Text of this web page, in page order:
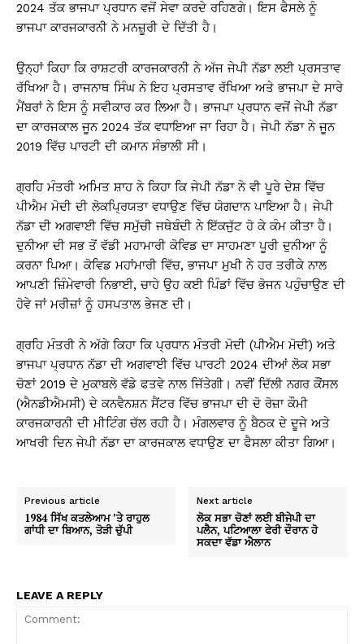
2024 ਤੱਕ ਭਾਜਪਾ ਪ੍ਰਧਾਨ ਵਜੋਂ ਸੇਵਾ ਕਰਦੇ ਰਹਿਣਗੇ। ਇਸ ਫੈਸਲੇ ਨੂੰ
ਭਾਜਪਾ ਕਾਰਜਕਾਰਨੀ ਨੇ ਮਨਜ਼ੂਰੀ ਦੇ ਦਿੱਤੀ ਹੈ।
ਉਨ੍ਹਾਂ ਕਿਹਾ ਕਿ ਰਾਸ਼ਟਰੀ ਕਾਰਜਕਾਰਨੀ ਨੇ ਅੱਜ ਜੇਪੀ ਨੱਡਾ ਲਈ ਪ੍ਰਸਤਾਵ
ਰੱਖਿਆ ਹੈ। ਰਾਜਨਾਥ ਸਿੰਘ ਨੇ ਇਹ ਪ੍ਰਸਤਾਵ ਰੱਖਿਆ ਅਤੇ ਭਾਜਪਾ ਦੇ ਸਾਰੇ
ਮੈਂਬਰਾਂ ਨੇ ਇਸ ਨੂੰ ਸਵੀਕਾਰ ਕਰ ਲਿਆ ਹੈ। ਭਾਜਪਾ ਪ੍ਰਧਾਨ ਵਜੋਂ ਜੇਪੀ ਨੱਡਾ
ਦਾ ਕਾਰਜਕਾਲ ਜੂਨ 2024 ਤੱਕ ਵਧਾਇਆ ਜਾ ਰਿਹਾ ਹੈ। ਜੇਪੀ ਨੱਡਾ ਨੇ ਜੂਨ
2019 ਵਿੱਚ ਪਾਰਟੀ ਦੀ ਕਮਾਨ ਸੰਭਾਲੀ ਸੀ।
ਗ੍ਰਹਿ ਮੰਤਰੀ ਅਮਿਤ ਸ਼ਾਹ ਨੇ ਕਿਹਾ ਕਿ ਜੇਪੀ ਨੱਡਾ ਨੇ ਵੀ ਪੂਰੇ ਦੇਸ਼ ਵਿੱਚ
ਪੀਐਮ ਮੋਦੀ ਦੀ ਲੋਕਪ੍ਰਿਯਤਾ ਵਧਾਉਣ ਵਿੱਚ ਯੋਗਦਾਨ ਪਾਇਆ ਹੈ। ਜੇਪੀ
ਨੱਡਾ ਦੀ ਅਗਵਾਈ ਵਿੱਚ ਸਮੁੱਚੀ ਜਥੇਬੰਦੀ ਨੇ ਇੱਕਜੁੱਟ ਹੋ ਕੇ ਕੰਮ ਕੀਤਾ ਹੈ।
ਦੁਨੀਆ ਦੀ ਸਭ ਤੋਂ ਵੱਡੀ ਮਹਾਮਾਰੀ ਕੋਵਿਡ ਦਾ ਸਾਹਮਣਾ ਪੂਰੀ ਦੁਨੀਆ ਨੂੰ
ਕਰਨਾ ਪਿਆ। ਕੋਵਿਡ ਮਹਾਂਮਾਰੀ ਵਿੱਚ, ਭਾਜਪਾ ਮੁਖੀ ਨੇ ਹਰ ਤਰੀਕੇ ਨਾਲ
ਆਪਣੀ ਜ਼ਿੰਮੇਵਾਰੀ ਨਿਭਾਈ, ਚਾਹੇ ਉਹ ਕਈ ਪਿੰਡਾਂ ਵਿੱਚ ਭੋਜਨ ਪਹੁੰਚਾਉਣ ਦੀ
ਹੋਵੇ ਜਾਂ ਮਰੀਜ਼ਾਂ ਨੂੰ ਹਸਪਤਾਲ ਭੇਜਣ ਦੀ।
ਗ੍ਰਹਿ ਮੰਤਰੀ ਨੇ ਅੱਗੇ ਕਿਹਾ ਕਿ ਪ੍ਰਧਾਨ ਮੰਤਰੀ ਮੋਦੀ (ਪੀਐਮ ਮੋਦੀ) ਅਤੇ
ਭਾਜਪਾ ਪ੍ਰਧਾਨ ਨੱਡਾ ਦੀ ਅਗਵਾਈ ਵਿੱਚ ਪਾਰਟੀ 2024 ਦੀਆਂ ਲੋਕ ਸਭਾ
ਚੋਣਾਂ 2019 ਦੇ ਮੁਕਾਬਲੇ ਵੱਡੇ ਫਤਵੇ ਨਾਲ ਜਿੱਤੇਗੀ। ਨਵੀਂ ਦਿੱਲੀ ਨਗਰ ਕੌਂਸਲ
(ਐਨਡੀਐਮਸੀ) ਦੇ ਕਨਵੈਨਸ਼ਨ ਸੈਂਟਰ ਵਿੱਚ ਭਾਜਪਾ ਦੀ ਦੋ ਰੋਜ਼ਾ ਕੌਮੀ
ਕਾਰਜਕਾਰਨੀ ਦੀ ਮੀਟਿੰਗ ਚੱਲ ਰਹੀ ਹੈ। ਮੰਗਲਵਾਰ ਨੂੰ ਬੈਠਕ ਦੇ ਦੂਜੇ ਅਤੇ
ਆਖਰੀ ਦਿਨ ਜੇਪੀ ਨੱਡਾ ਦਾ ਕਾਰਜਕਾਲ ਵਧਾਉਣ ਦਾ ਫੈਸਲਾ ਕੀਤਾ ਗਿਆ।
Previous article
1984 ਸਿੱਖ ਕਤਲੇਆਮ ’ਤੇ ਰਾਹੁਲ
ਗਾਂਧੀ ਦਾ ਬਿਆਨ, ਤੋੜੀ ਚੁੱਪੀ
Next article
ਲੋਕ ਸਭਾ ਚੋਣਾਂ ਲਈ ਬੀਜੇਪੀ ਦਾ
ਪਲੈਨ, ਪਟਿਆਲਾ ਫੇਰੀ ਦੌਰਾਨ ਹੋ
ਸਕਦਾ ਵੱਡਾ ਐਲਾਨ
LEAVE A REPLY